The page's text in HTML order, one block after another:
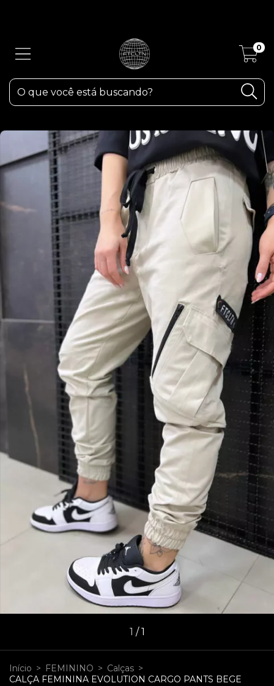
0
1 /1
Início > FEMININO > Calças >
CALÇA FEMININA EVOLUTION CARGO PANTS BEGE